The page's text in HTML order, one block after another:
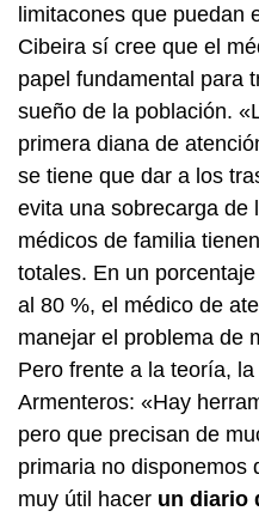
limitacones que puedan
Cibeira sí cree que el
papel fundamental para
sueño de la población.
primera diana de
se tiene que dar a los
evita una sobrecarga de
médicos de familia
totales. En un
al 80 %, el médico de
manejar el problema de
Pero frente a la teoría,
Armenteros: «Hay
pero que precisan de
primaria no disponemos
muy útil hacer un diario